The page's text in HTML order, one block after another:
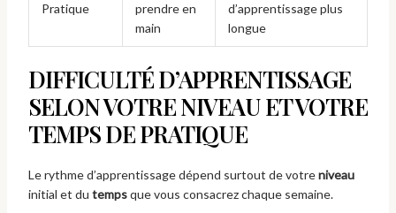
Pratique
prendre en
main
d’apprentissage plus
longue
DIFFICULTÉ D’APPRENTISSAGE
SELON VOTRE NIVEAU ET VOTRE
TEMPS DE PRATIQUE
Le rythme d’apprentissage dépend surtout de votreniveau
initial et du tempsque vous consacrez chaque semaine.